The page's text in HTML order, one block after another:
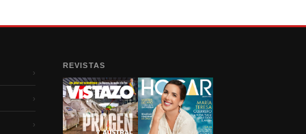
›
›
›
REVISTAS